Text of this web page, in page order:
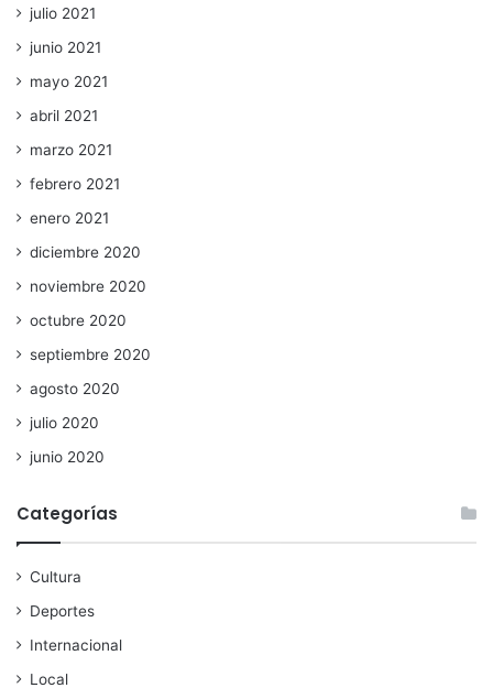
julio 2021
junio 2021
mayo 2021
abril 2021
marzo 2021
febrero 2021
enero 2021
diciembre 2020
noviembre 2020
octubre 2020
septiembre 2020
agosto 2020
julio 2020
junio 2020
Categorías
Cultura
Deportes
Internacional
Local